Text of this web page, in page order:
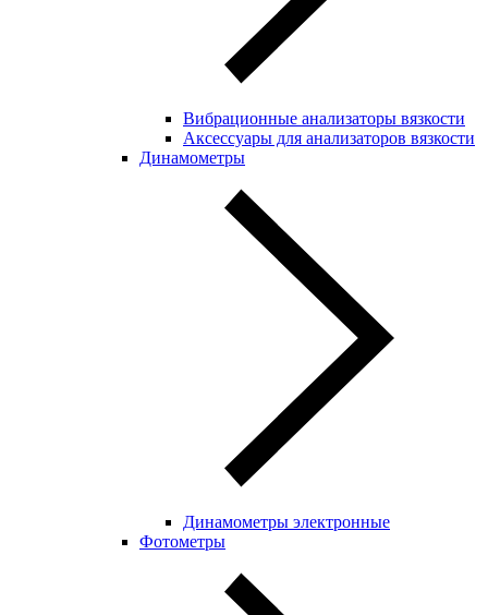
Вибрационные анализаторы вязкости
Аксессуары для анализаторов вязкости
Динамометры
Динамометры электронные
Фотометры